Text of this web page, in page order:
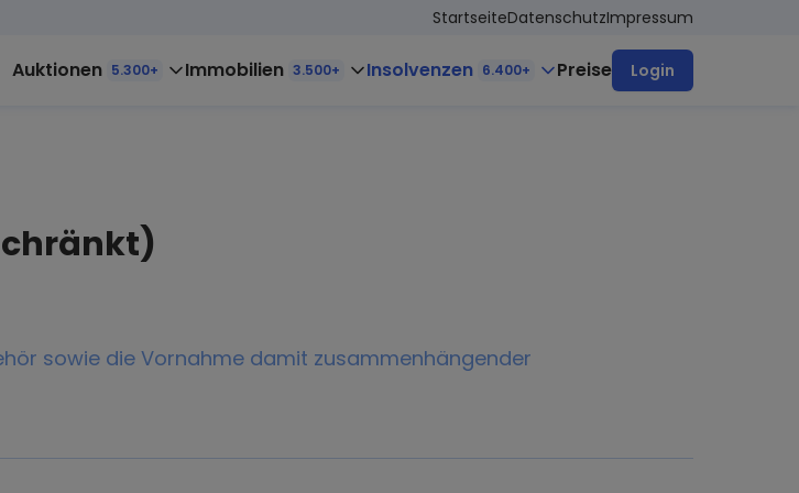
StartseiteDatenschutzImpressum
Auktionen 5.300+ Immobilien 3.500+ Insolvenzen 6.400+ Preise Login
sowie die Vornahme damit zusammenhängender